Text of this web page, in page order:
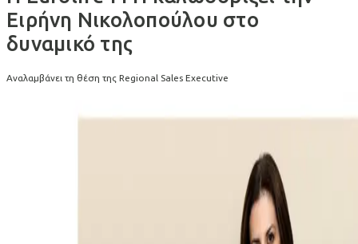
Ειρήνη Νικολοπούλου στο
δυναμικό της
Αναλαμβάνει τη θέση της Regional Sales Executive